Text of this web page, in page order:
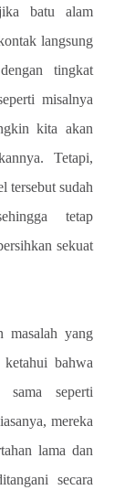
batu alam
langsung
tingkat
misalnya
kita akan
Tetapi,
tersebut sudah
tetap
sekuat
masalah yang
bahwa
sama seperti
mereka
lama dan
secara